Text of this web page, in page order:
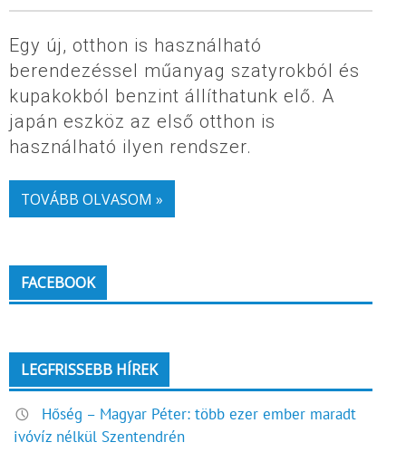
Egy új, otthon is használható
berendezéssel műanyag szatyrokból és
kupakokból benzint állíthatunk elő. A
japán eszköz az első otthon is
használható ilyen rendszer.
TOVÁBB OLVASOM »
FACEBOOK
LEGFRISSEBB HÍREK
Hőség – Magyar Péter: több ezer ember maradt
ivóvíz nélkül Szentendrén